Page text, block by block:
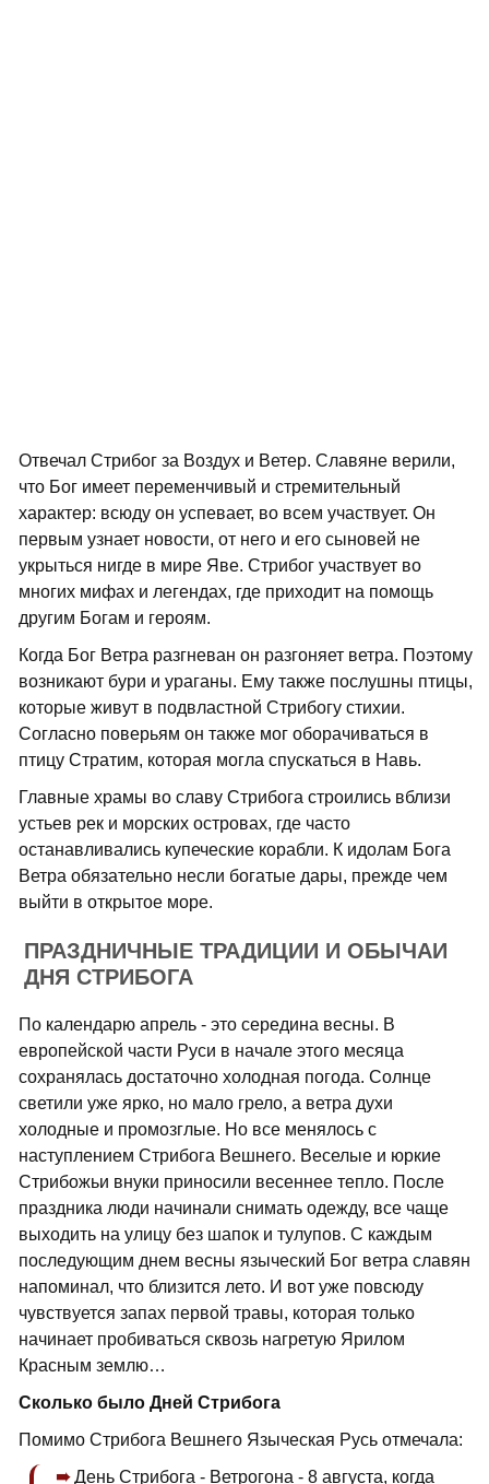
Отвечал Стрибог за Воздух и Ветер. Славяне верили,
что Бог имеет переменчивый и стремительный
характер: всюду он успевает, во всем участвует. Он
первым узнает новости, от него и его сыновей не
укрыться нигде в мире Яве. Стрибог участвует во
многих мифах и легендах, где приходит на помощь
другим Богам и героям.
Когда Бог Ветра разгневан он разгоняет ветра. Поэтому
возникают бури и ураганы. Ему также послушны птицы,
которые живут в подвластной Стрибогу стихии.
Согласно поверьям он также мог оборачиваться в
птицу Стратим, которая могла спускаться в Навь.
Главные храмы во славу Стрибога строились вблизи
устьев рек и морских островах, где часто
останавливались купеческие корабли. К идолам Бога
Ветра обязательно несли богатые дары, прежде чем
выйти в открытое море.
ПРАЗДНИЧНЫЕ ТРАДИЦИИ И ОБЫЧАИ
ДНЯ СТРИБОГА
По календарю апрель - это середина весны. В
европейской части Руси в начале этого месяца
сохранялась достаточно холодная погода. Солнце
светили уже ярко, но мало грело, а ветра духи
холодные и промозглые. Но все менялось с
наступлением Стрибога Вешнего. Веселые и юркие
Стрибожьи внуки приносили весеннее тепло. После
праздника люди начинали снимать одежду, все чаще
выходить на улицу без шапок и тулупов. С каждым
последующим днем весны языческий Бог ветра славян
напоминал, что близится лето. И вот уже повсюду
чувствуется запах первой травы, которая только
начинает пробиваться сквозь нагретую Ярилом
Красным землю…
Сколько было Дней Стрибога
Помимо Стрибога Вешнего Языческая Русь отмечала:
День Стрибога - Ветрогона - 8 августа, когда